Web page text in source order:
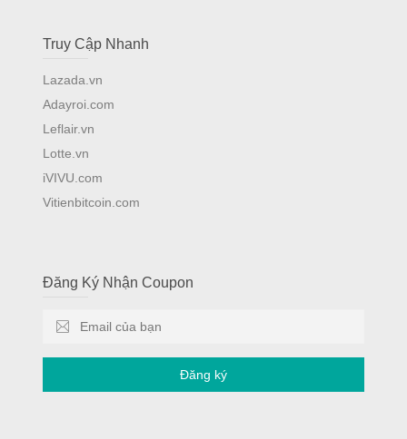
Truy Cập Nhanh
Lazada.vn
Adayroi.com
Leflair.vn
Lotte.vn
iVIVU.com
Vitienbitcoin.com
Đăng Ký Nhận Coupon
Đăng ký